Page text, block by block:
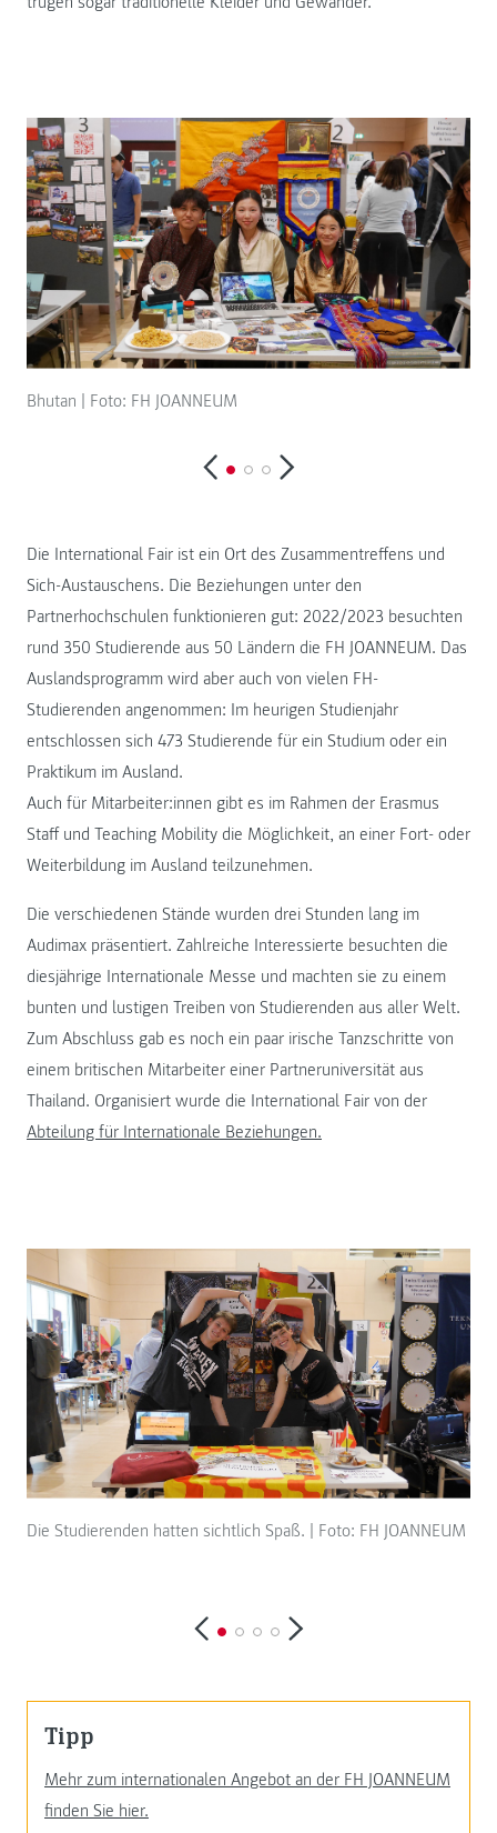
Bhutan | Foto: FH JOANNEUM
Die International Fair ist ein Ort des Zusammentreffens und
Sich-Austauschens. Die Beziehungen unter den
Partnerhochschulen funktionieren gut: 2022/2023 besuchten
rund 350 Studierende aus 50 Ländern die FH JOANNEUM. Das
Auslandsprogramm wird aber auch von vielen FH-
Studierenden angenommen: Im heurigen Studienjahr
entschlossen sich 473 Studierende für ein Studium oder ein
Praktikum im Ausland.
Auch für Mitarbeiter:innen gibt es im Rahmen der Erasmus
Staff und Teaching Mobility die Möglichkeit, an einer Fort- oder
Weiterbildung im Ausland teilzunehmen.
Die verschiedenen Stände wurden drei Stunden lang im
Audimax präsentiert. Zahlreiche Interessierte besuchten die
diesjährige Internationale Messe und machten sie zu einem
bunten und lustigen Treiben von Studierenden aus aller Welt.
Zum Abschluss gab es noch ein paar irische Tanzschritte von
einem britischen Mitarbeiter einer Partneruniversität aus
Thailand. Organisiert wurde die International Fair von der
Abteilung für Internationale Beziehungen.
Die Studierenden hatten sichtlich Spaß. | Foto: FH JOANNEUM
Tipp
Mehr zum internationalen Angebot an der FH JOANNEUM
finden Sie hier.